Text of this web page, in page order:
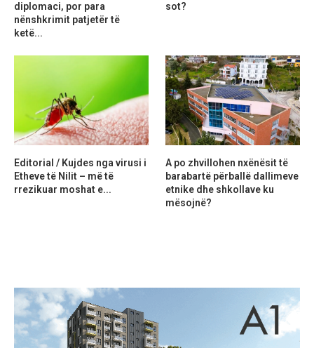
diplomaci, por para
nënshkrimit patjetër të
ketë...
sot?
Editorial / Kujdes nga virusi i
Etheve të Nilit – më të
rrezikuar moshat e...
A po zhvillohen nxënësit të
barabartë përballë dallimeve
etnike dhe shkollave ku
mësojnë?